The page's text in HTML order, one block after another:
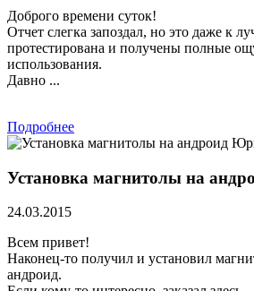
Доброго времени суток!
Отчет слегка запоздал, но это даже к
протестирована и получены полные
использования.
Давно ...
Подробнее
Установка магнитолы на
24.03.2015
Всем привет!
Наконец-то получил и установил
андроид.